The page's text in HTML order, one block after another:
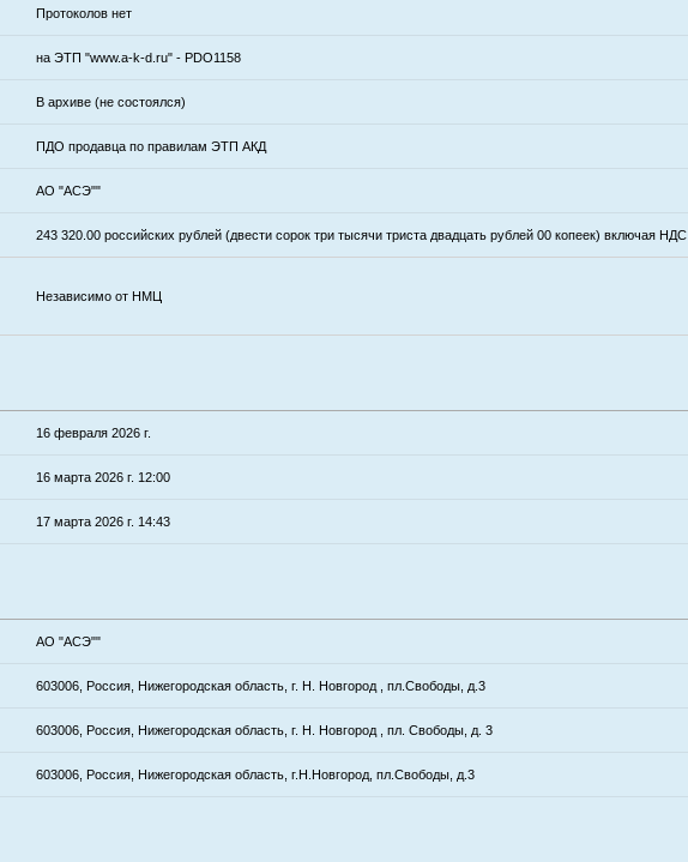
Протоколов нет
на ЭТП "www.a-k-d.ru" - PDO1158
В архиве (не состоялся)
ПДО продавца по правилам ЭТП АКД
АО "АСЭ""
243 320.00 российских рублей (двести сорок три тысячи триста двадцать рублей 00 копеек) включая НДС
Независимо от НМЦ
16 февраля 2026 г.
16 марта 2026 г. 12:00
17 марта 2026 г. 14:43
АО "АСЭ""
603006, Россия, Нижегородская область, г. Н. Новгород , пл.Свободы, д.3
603006, Россия, Нижегородская область, г. Н. Новгород , пл. Свободы, д. 3
603006, Россия, Нижегородская область, г.Н.Новгород, пл.Свободы, д.3